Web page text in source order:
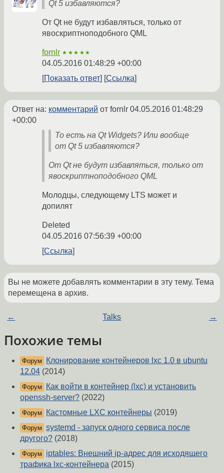
Qt 5 избавляются?
От Qt не будут избавляться, только от
явоскриптноподобного QML
fornlr ★★★★★
04.05.2016 01:48:29 +00:00
Показать ответ
Ссылка
Ответ на: комментарий от fornlr 04.05.2016 01:48:29
+00:00
То есть на Qt Widgets? Или вообще
от Qt 5 избавляются?
От Qt не будут избавляться, только от
явоскриптноподобного QML
Молодцы, следующему LTS может и
допилят
Deleted
04.05.2016 07:56:39 +00:00
Ссылка
Вы не можете добавлять комментарии в эту тему. Тема
перемещена в архив.
← Talks →
Похожие темы
Форум
Клонирование контейнеров lxc 1.0 в ubuntu
12.04 (2014)
Форум
Как войти в контейнер (lxc) и установить
openssh-server? (2022)
Форум Кастомные LXC контейнеры (2019)
Форум systemd - запуск одного сервиса после
другого? (2018)
Форум
iptables: Внешний ip-адрес для исходящего
трафика lxc-контейнера (2015)